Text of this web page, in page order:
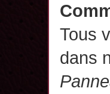
Tous
dans